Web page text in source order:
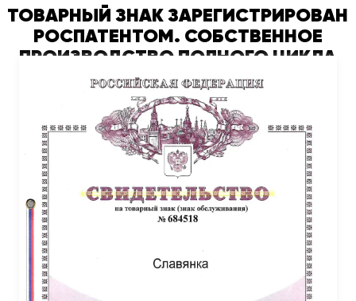
ТОВАРНЫЙ ЗНАК ЗАРЕГИСТРИРОВАН
РОСПАТЕНТОМ. СОБСТВЕННОЕ
ПРОИЗВОДСТВО ПОЛНОГО ЦИКЛА